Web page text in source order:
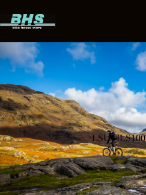
LSUTILS100